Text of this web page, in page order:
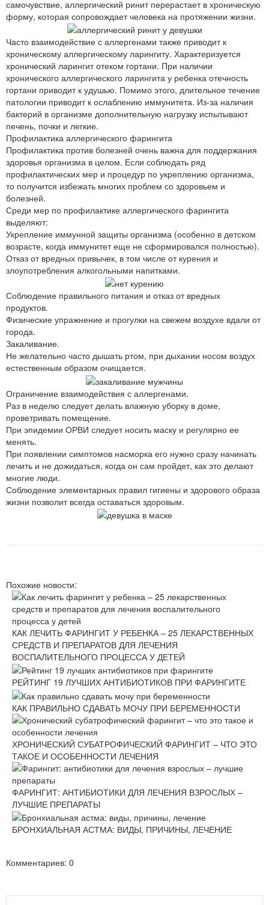
самочувствие, аллергический ринит перерастает в хроническую
форму, которая сопровождает человека на протяжении жизни.
Часто взаимодействие с аллергенами также приводит к
хроническому аллергическому ларингиту. Характеризуется
хронический ларингит отеком гортани. При наличии
хронического аллергического ларингита у ребенка отечность
гортани приводит к удушью. Помимо этого, длительное течение
патологии приводит к ослаблению иммунитета. Из-за наличия
бактерий в организме дополнительную нагрузку испытывают
печень, почки и легкие.
Профилактика аллергического фарингита
Профилактика против болезней очень важна для поддержания
здоровья организма в целом. Если соблюдать ряд
профилактических мер и процедур по укреплению организма,
то получится избежать многих проблем со здоровьем и
болезней.
Среди мер по профилактике аллергического фарингита
выделяют:
Укрепление иммунной защиты организма (особенно в детском
возрасте, когда иммунитет еще не сформировался полностью).
Отказ от вредных привычек, в том числе от курения и
злоупотребления алкогольными напитками.
Соблюдение правильного питания и отказ от вредных
продуктов.
Физические упражнение и прогулки на свежем воздухе вдали от
города.
Закаливание.
Не желательно часто дышать ртом, при дыхании носом воздух
естественным образом очищается.
Ограничение взаимодействия с аллергенами.
Раз в неделю следует делать влажную уборку в доме,
проветривать помещение.
При эпидемии ОРВИ следует носить маску и регулярно ее
менять.
При появлении симптомов насморка его нужно сразу начинать
лечить и не дожидаться, когда он сам пройдет, как это делают
многие люди.
Соблюдение элементарных правил гигиены и здорового образа
жизни позволит всегда оставаться здоровым.
Похожие новости:
КАК ЛЕЧИТЬ ФАРИНГИТ У РЕБЕНКА – 25 ЛЕКАРСТВЕННЫХ
СРЕДСТВ И ПРЕПАРАТОВ ДЛЯ ЛЕЧЕНИЯ
ВОСПАЛИТЕЛЬНОГО ПРОЦЕССА У ДЕТЕЙ
РЕЙТИНГ 19 ЛУЧШИХ АНТИБИОТИКОВ ПРИ ФАРИНГИТЕ
КАК ПРАВИЛЬНО СДАВАТЬ МОЧУ ПРИ БЕРЕМЕННОСТИ
ХРОНИЧЕСКИЙ СУБАТРОФИЧЕСКИЙ ФАРИНГИТ – ЧТО ЭТО
ТАКОЕ И ОСОБЕННОСТИ ЛЕЧЕНИЯ
ФАРИНГИТ: АНТИБИОТИКИ ДЛЯ ЛЕЧЕНИЯ ВЗРОСЛЫХ –
ЛУЧШИЕ ПРЕПАРАТЫ
БРОНХИАЛЬНАЯ АСТМА: ВИДЫ, ПРИЧИНЫ, ЛЕЧЕНИЕ
Комментариев: 0